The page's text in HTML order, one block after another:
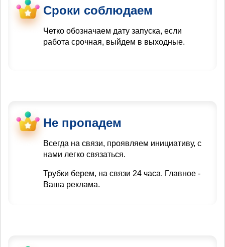
Сроки соблюдаем
Четко обозначаем дату запуска, если
работа срочная, выйдем в выходные.
Не пропадем
Всегда на связи, проявляем инициативу, с
нами легко связаться.
Трубки берем, на связи 24 часа. Главное -
Ваша реклама.